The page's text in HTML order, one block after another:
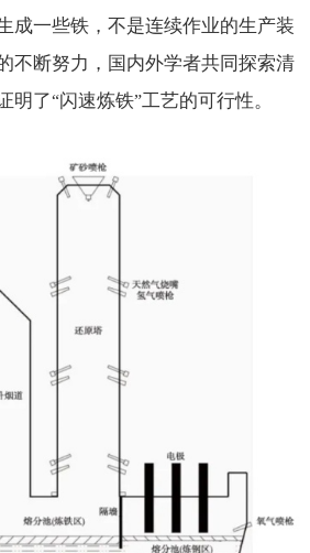
成一些铁，不是连续作业的生产装
不断努力，国内外学者共同探索清
明了“闪速炼铁”工艺的可行性。